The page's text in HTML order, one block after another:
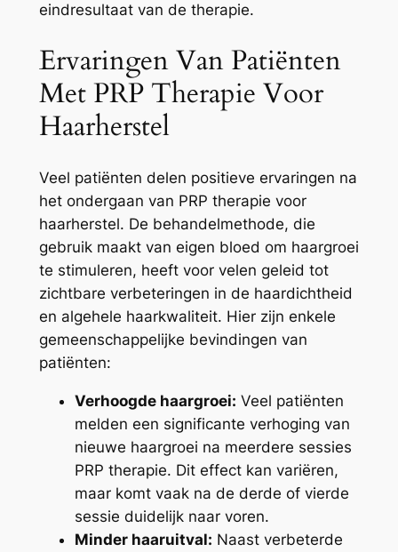
eindresultaat van de therapie.
Ervaringen Van Patiënten
Met PRP Therapie Voor
Haarherstel
Veel patiënten delen positieve ervaringen na
het ondergaan van PRP therapie voor
haarherstel. De behandelmethode, die
gebruik maakt van eigen bloed om haargroei
te stimuleren, heeft voor velen geleid tot
zichtbare verbeteringen in de haardichtheid
en algehele haarkwaliteit. Hier zijn enkele
gemeenschappelijke bevindingen van
patiënten:
Verhoogde haargroei: Veel patiënten
melden een significante verhoging van
nieuwe haargroei na meerdere sessies
PRP therapie. Dit effect kan variëren,
maar komt vaak na de derde of vierde
sessie duidelijk naar voren.
Minder haaruitval: Naast verbeterde